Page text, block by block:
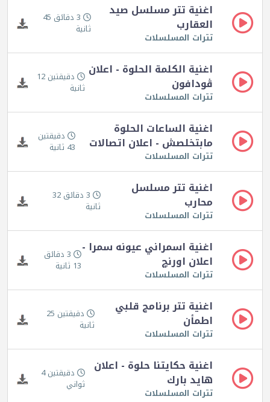
اغنية تتر مسلسل صيد
العقارب
تترات المسلسلات
3 دقائق 45
ثانية
اغنية الكلمة الحلوة - اعلان
ڤودافون
تترات المسلسلات
دقيقتين 12
ثانية
اغنية الساعات الحلوة
مابتخلصش - اعلان اتصالات
تترات المسلسلات
دقيقتين
43 ثانية
اغنية تتر مسلسل
محارب
تترات المسلسلات
3 دقائق 32
ثانية
اغنية اسمراني عيونه سمرا -
اعلان اورنچ
تترات المسلسلات
3 دقائق
13 ثانية
اغنية تتر برنامج قلبي
اطمأن
تترات المسلسلات
دقيقتين 25
ثانية
اغنية حكايتنا حلوة - اعلان
هايد بارك
تترات المسلسلات
دقيقتين 4
ثواني